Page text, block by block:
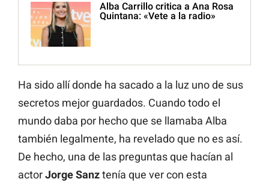
Alba Carrillo critica a Ana Rosa
Quintana: «Vete a la radio»
Ha sido allí donde ha sacado a la luz uno de sus
secretos mejor guardados. Cuando todo el
mundo daba por hecho que se llamaba Alba
también legalmente, ha revelado que no es así.
De hecho, una de las preguntas que hacían al
actorJorge Sanztenía que ver con esta